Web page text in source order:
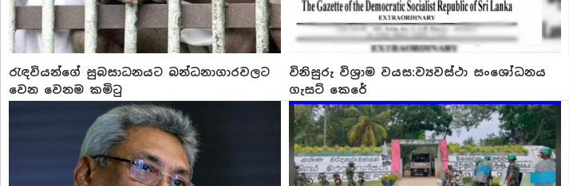
රැඳවියන්ගේ සුබසාධනයට බන්ධනාගාරවලට
වෙන වෙනම කමිටු
විනිසුරු විශ්‍රාම වයස:ව්‍යවස්ථා සංශෝධනය
ගැසට් කෙරේ